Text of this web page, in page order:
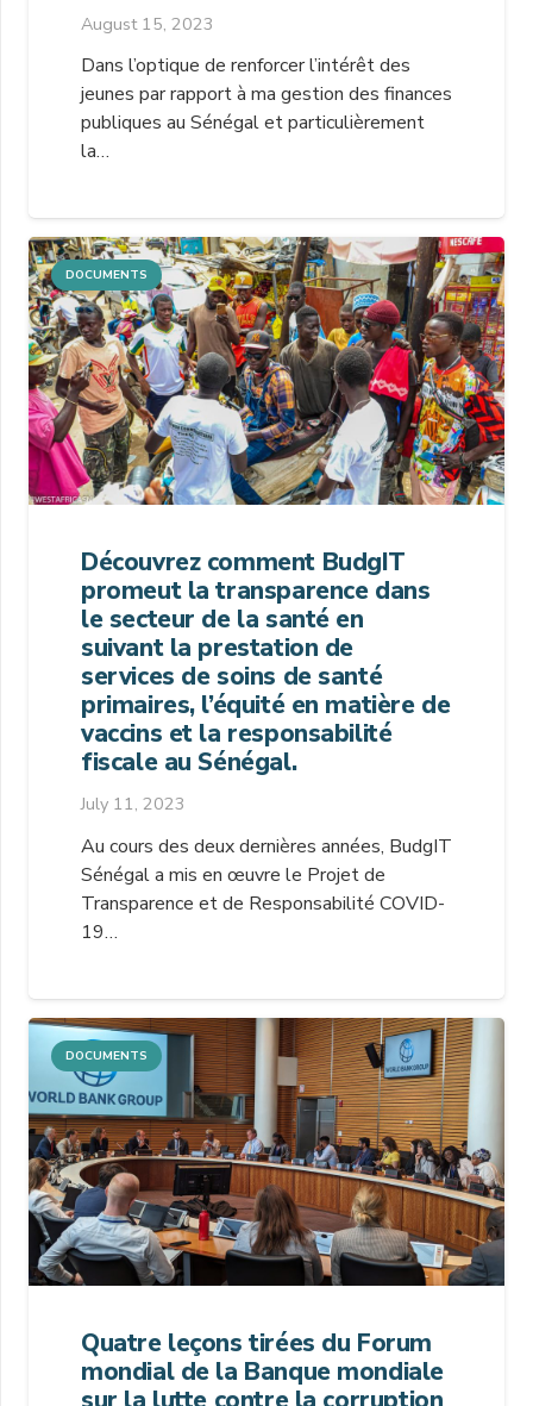
August 15, 2023
Dans l’optique de renforcer l’intérêt des
jeunes par rapport à ma gestion des finances
publiques au Sénégal et particulièrement
la…
DOCUMENTS
Découvrez comment BudgIT
promeut la transparence dans
le secteur de la santé en
suivant la prestation de
services de soins de santé
primaires, l’équité en matière de
vaccins et la responsabilité
fiscale au Sénégal.
July 11, 2023
Au cours des deux dernières années, BudgIT
Sénégal a mis en œuvre le Projet de
Transparence et de Responsabilité COVID-
19…
DOCUMENTS
Quatre leçons tirées du Forum
mondial de la Banque mondiale